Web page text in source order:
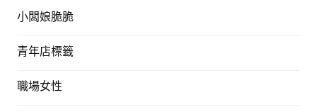
小闆娘脆脆
青年店標籤
職場女性